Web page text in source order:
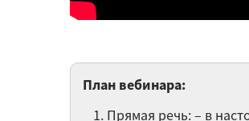
План вебинара:
Прямая речь: – в